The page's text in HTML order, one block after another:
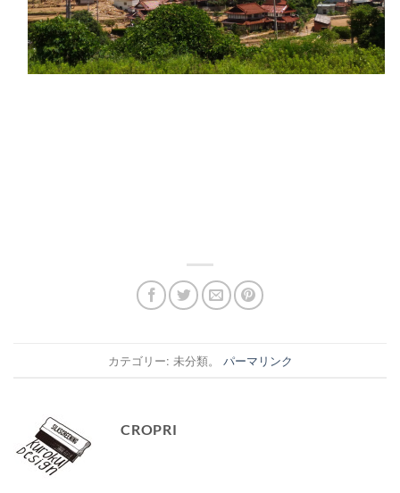
カテゴリー: 未分類。 パーマリンク
CROPRI